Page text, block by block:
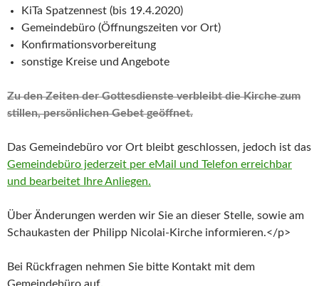
KiTa Spatzennest (bis 19.4.2020)
Gemeindebüro (Öffnungszeiten vor Ort)
Konfirmationsvorbereitung
sonstige Kreise und Angebote
Zu den Zeiten der Gottesdienste verbleibt die Kirche zum
stillen, persönlichen Gebet geöffnet.
Das Gemeindebüro vor Ort bleibt geschlossen, jedoch ist das
Gemeindebüro jederzeit per eMail und Telefon erreichbar
und bearbeitet Ihre Anliegen.
Über Änderungen werden wir Sie an dieser Stelle, sowie am
Schaukasten der Philipp Nicolai-Kirche informieren.</p>
Bei Rückfragen nehmen Sie bitte Kontakt mit dem
Gemeindebüro auf.